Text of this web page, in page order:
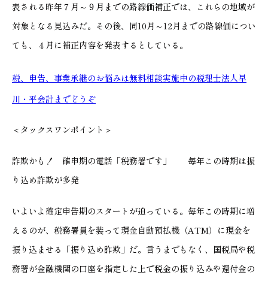
表される昨年７月～９月までの路線価補正では、これらの地域が
対象となる見込みだ。その後、同10月～12月までの路線価につい
ても、４月に補正内容を発表するとしている。
税、申告、事業承継のお悩みは無料相談実施中の税理士法人早
川・平会計までどうぞ
＜タックスワンポイント＞
詐欺かも！ 確申期の電話「税務署です」 毎年この時期は振
り込め詐欺が多発
いよいよ確定申告期のスタートが迫っている。毎年この時期に増
えるのが、税務署員を装って現金自動預払機（ATM）に現金を
振り込ませる「振り込め詐欺」だ。言うまでもなく、国税局や税
務署が金融機関の口座を指定した上で税金の振り込みや還付金の